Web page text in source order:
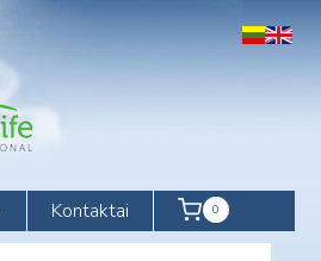
Kontaktai 0